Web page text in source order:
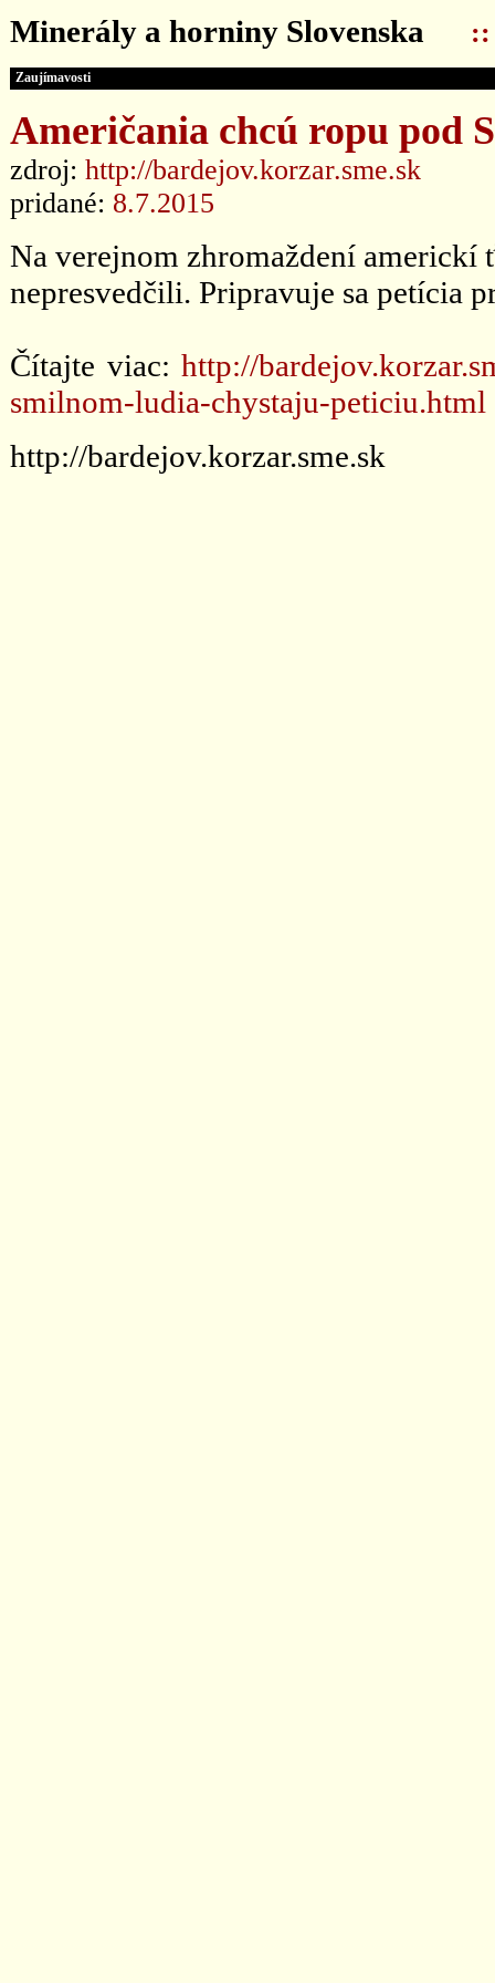
Minerály a horniny Slovenska ::
Zaujímavosti
Američania chcú ropu pod
zdroj: http://bardejov.korzar.sme.sk
pridané: 8.7.2015
Na verejnom zhromaždení
nepresvedčili. Pripravuje sa petícia
Čítajte viac: http://
smilnom-ludia-chystaju-peticiu.html
http://bardejov.korzar.sme.sk